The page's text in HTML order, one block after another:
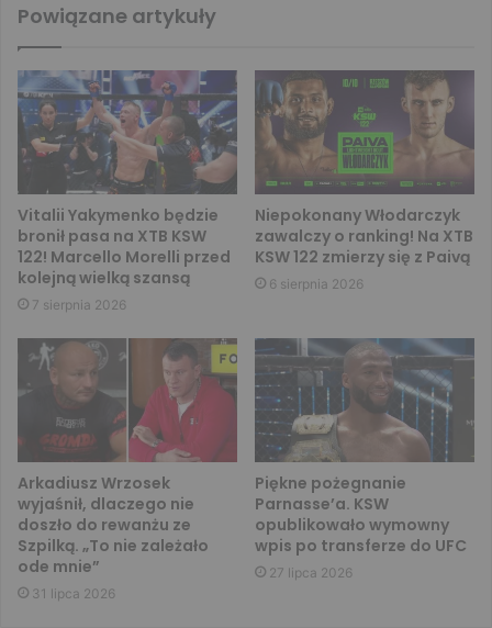
Powiązane artykuły
Vitalii Yakymenko będzie
bronił pasa na XTB KSW
122! Marcello Morelli przed
kolejną wielką szansą
7 sierpnia 2026
Niepokonany Włodarczyk
zawalczy o ranking! Na XTB
KSW 122 zmierzy się z Paivą
6 sierpnia 2026
Arkadiusz Wrzosek
wyjaśnił, dlaczego nie
doszło do rewanżu ze
Szpilką. „To nie zależało
ode mnie”
31 lipca 2026
Piękne pożegnanie
Parnasse’a. KSW
opublikowało wymowny
wpis po transferze do UFC
27 lipca 2026